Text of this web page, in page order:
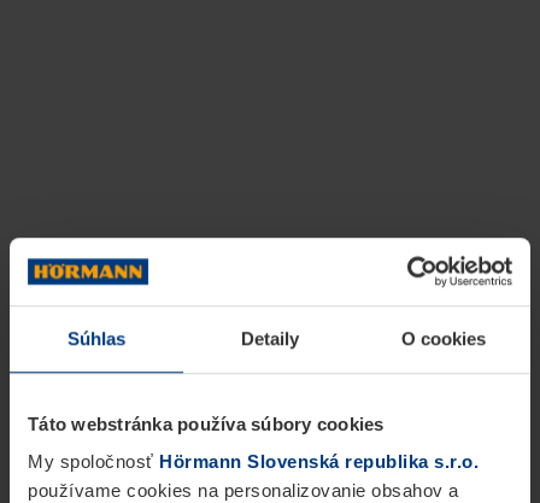
Súhlas Detaily O cookies
Táto webstránka používa súbory cookies
My spoločnosť Hörmann Slovenská republika s.r.o.
používame cookies na personalizovanie obsahov a